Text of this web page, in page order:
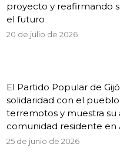
proyecto y reafirmando
el futuro
20 de julio de 2026
El Partido Popular de
solidaridad con el
terremotos y muestra su
comunidad residente en
25 de junio de 2026